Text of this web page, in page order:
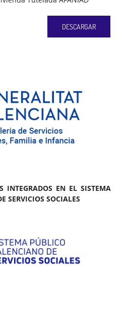
DESCARGAR
INTEGRADOS EN EL SISTEMA
SERVICIOS SOCIALES